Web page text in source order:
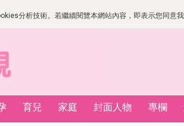
分析技術。若繼續閱覽本網站內容，即表示您同意
育兒 家庭 封面人物 專欄